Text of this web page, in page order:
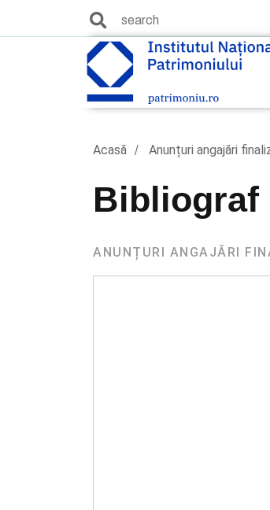
Acasă Anunțuri angajări
Bibliograf
ANUNȚURI ANGAJĂRI